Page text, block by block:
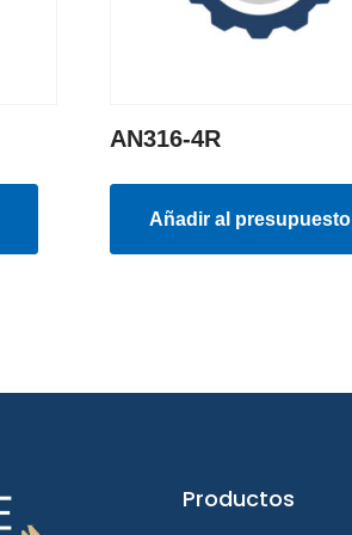
AN316-4R
Añadir al presupuesto
Productos